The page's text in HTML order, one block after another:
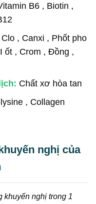
B6, Biotin ,
Clo, Canxi , Phốt pho
I ốt, Crom , Đồng ,
Chất xơ hòa tan
, Collagen
nghị của
khuyến nghị trong 1